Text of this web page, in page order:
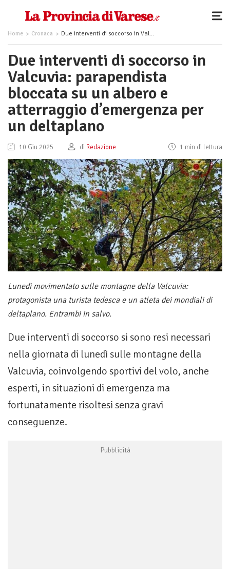
Home Cronaca Due interventi di soccorso in Valcuvia: parapendista bloccata su un albero e atterraggio d’emergenza per un deltaplano
Due interventi di soccorso in
Valcuvia: parapendista
bloccata su un albero e
atterraggio d’emergenza per
un deltaplano
10 Giu 2025 di Redazione 1 min di lettura
Lunedì movimentato sulle montagne della Valcuvia:
protagonista una turista tedesca e un atleta dei mondiali di
deltaplano. Entrambi in salvo.
Due interventi di soccorso si sono resi necessari
nella giornata di lunedì sulle montagne della
Valcuvia, coinvolgendo sportivi del volo, anche
esperti, in situazioni di emergenza ma
fortunatamente risoltesi senza gravi
conseguenze.